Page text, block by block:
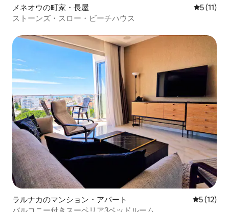
メネオウの町家・長屋 レビュー
5 (11)
ストーンズ・スロー・ビーチハウス
ラルナカのマンション・アパート レビュー
5 (12)